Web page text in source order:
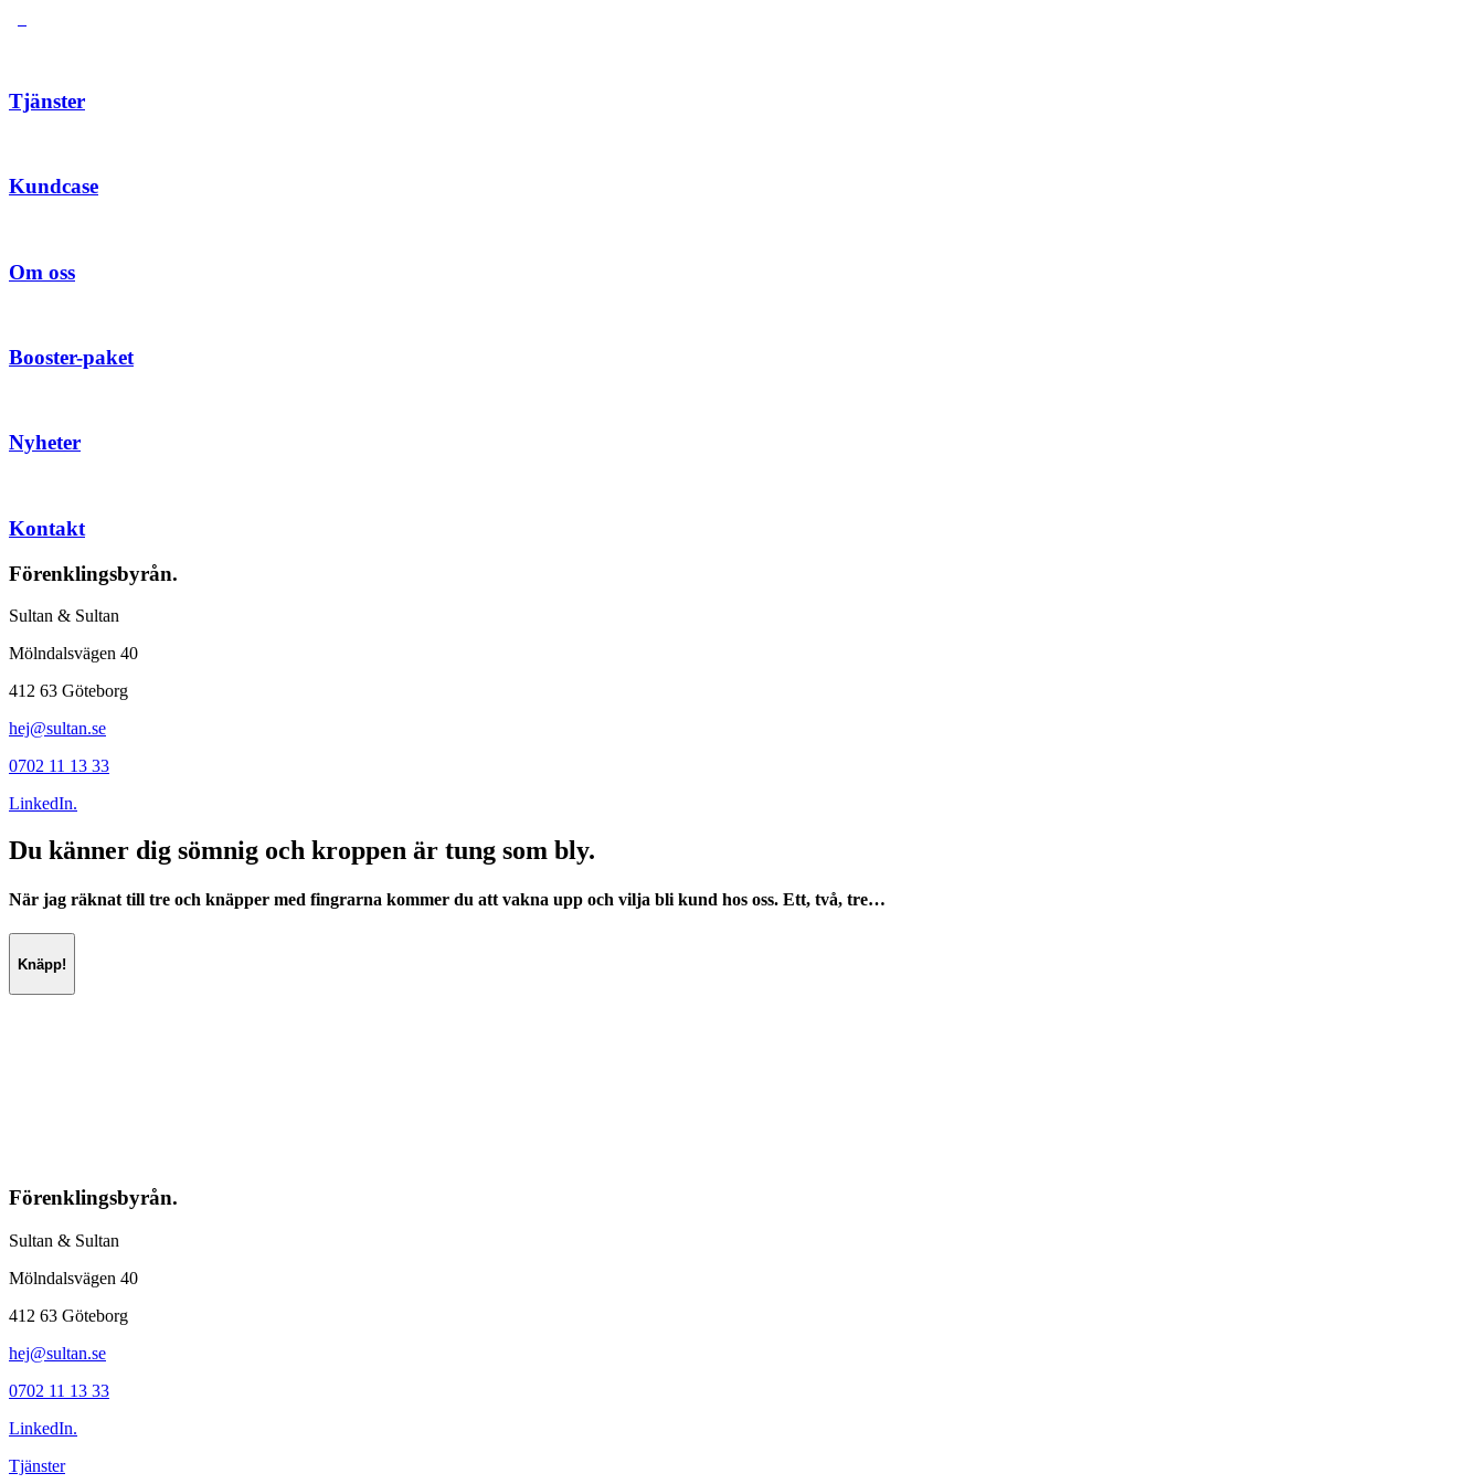
Tjänster
Kundcase
Om oss
Booster-paket
Nyheter
Kontakt
Förenklingsbyrån.
Sultan & Sultan
Mölndalsvägen 40
412 63 Göteborg
hej@sultan.se
0702 11 13 33
LinkedIn.
Du känner dig sömnig och kroppen är tung som bly.
När jag räknat till tre och knäpper med fingrarna kommer du att vakna upp och vilja bli kund hos oss. Ett, två, tre…
Knäpp!
Förenklingsbyrån.
Sultan & Sultan
Mölndalsvägen 40
412 63 Göteborg
hej@sultan.se
0702 11 13 33
LinkedIn.
Tjänster